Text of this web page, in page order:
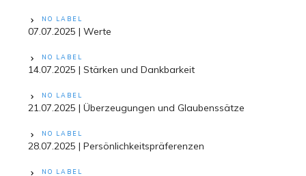
NO LABEL
07.07.2025 | Werte
NO LABEL
14.07.2025 | Stärken und Dankbarkeit
NO LABEL
21.07.2025 | Überzeugungen und Glaubenssätze
NO LABEL
28.07.2025 | Persönlichkeitspräferenzen
NO LABEL